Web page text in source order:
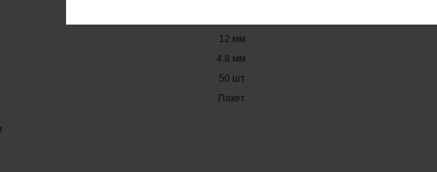
12 мм
4.8 мм
50 шт
Пакет